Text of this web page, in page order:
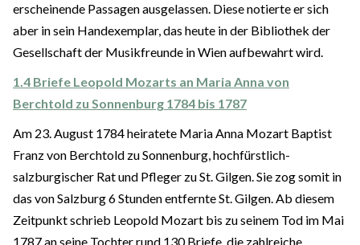
erscheinende Passagen ausgelassen. Diese notierte er sich
aber in sein Handexemplar, das heute in der Bibliothek der
Gesellschaft der Musikfreunde in Wien aufbewahrt wird.
1.4 Briefe Leopold Mozarts an Maria Anna von
Berchtold zu Sonnenburg 1784 bis 1787
Am 23. August 1784 heiratete Maria Anna Mozart Baptist
Franz von Berchtold zu Sonnenburg, hochfürstlich-
salzburgischer Rat und Pfleger zu St. Gilgen. Sie zog somit in
das von Salzburg 6 Stunden entfernte St. Gilgen. Ab diesem
Zeitpunkt schrieb Leopold Mozart bis zu seinem Tod im Mai
1787 an seine Tochter rund 130 Briefe, die zahlreiche